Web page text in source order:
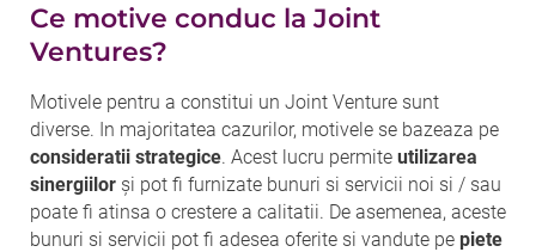
Ce motive conduc la Joint
Ventures?
Motivele pentru a constitui un Joint Venture sunt
diverse. In majoritatea cazurilor, motivele se bazeaza pe
consideratii strategice. Acest lucru permite utilizarea
sinergiilor și pot fi furnizate bunuri si servicii noi si / sau
poate fi atinsa o crestere a calitatii. De asemenea, aceste
bunuri si servicii pot fi adesea oferite si vandute pe piete